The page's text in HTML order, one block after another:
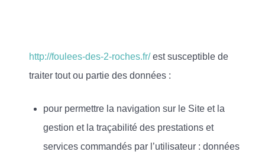
http://foulees-des-2-roches.fr/est susceptible de
traiter tout ou partie des données :
pour permettre la navigation sur le Site et la
gestion et la traçabilité des prestations et
services commandés par l’utilisateur : données